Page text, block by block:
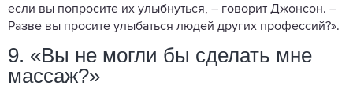
если вы попросите их улыбнуться, – говорит Джонсон. –
Разве вы просите улыбаться людей других профессий?».
9. «Вы не могли бы сделать мне
массаж?»